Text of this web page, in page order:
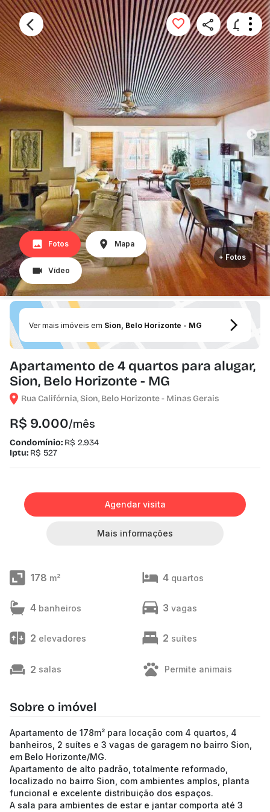
Fotos Mapa
Vídeo
+ Fotos
Ver mais imóveis em Sion, Belo Horizonte - MG
Apartamento de 4 quartos para alugar,
Sion, Belo Horizonte - MG
Rua Califórnia, Sion, Belo Horizonte - Minas Gerais
R$ 9.000/mês
Condomínio: R$ 2.934
Iptu: R$ 527
Agendar visita
Mais informações
178 m² 4 quartos
4 banheiros 3 vagas
2 elevadores 2 suítes
2 salas Permite animais
Sobre o imóvel
Apartamento de 178m² para locação com 4 quartos, 4
banheiros, 2 suítes e 3 vagas de garagem no bairro Sion,
em Belo Horizonte/MG.
Apartamento de alto padrão, totalmente reformado,
localizado no bairro Sion, com ambientes amplos, planta
funcional e excelente distribuição dos espaços.
A sala para ambientes de estar e jantar comporta até 3